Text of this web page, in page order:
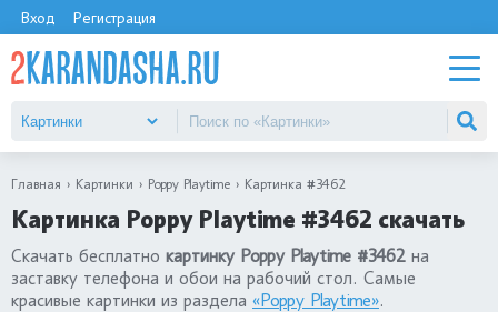
Вход Регистрация
Главная Картинки Poppy Playtime Картинка #3462
Картинка Poppy Playtime #3462 скачать
Скачать бесплатно картинку Poppy Playtime #3462 на
заставку телефона и обои на рабочий стол. Самые
красивые картинки из раздела «Poppy Playtime».